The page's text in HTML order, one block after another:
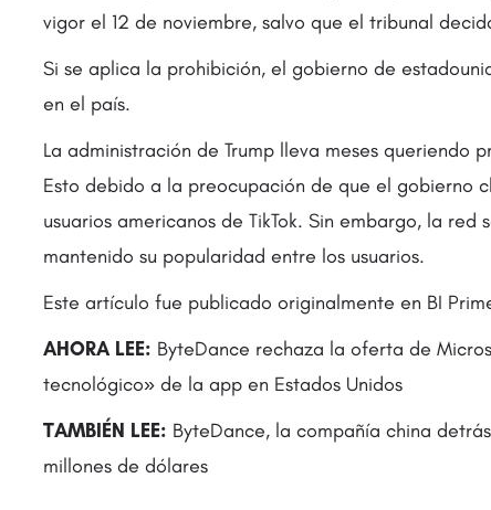
vigor el 12 de noviembre, salvo que el tribunal
Si se aplica la prohibición, el gobierno de
en el país.
La administración de Trump lleva meses queriendo
Esto debido a la preocupación de que el gobierno
usuarios americanos de TikTok. Sin embargo, la
mantenido su popularidad entre los usuarios.
Este artículo fue publicado originalmente en BI
AHORA LEE: ByteDance rechaza la oferta de
tecnológico» de la app en Estados Unidos
TAMBIÉN LEE: ByteDance, la compañía china
millones de dólares